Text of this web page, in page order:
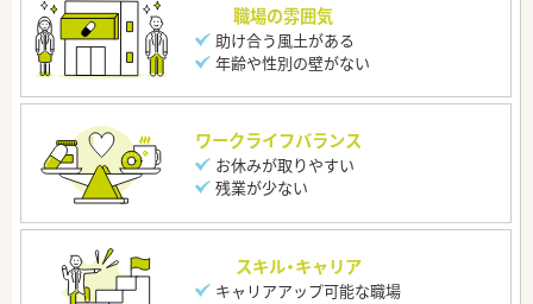
職場の雰囲気
助け合う風土がある
年齢や性別の壁がない
ワークライフバランス
お休みが取りやすい
残業が少ない
スキル・キャリア
キャリアアップ可能な職場